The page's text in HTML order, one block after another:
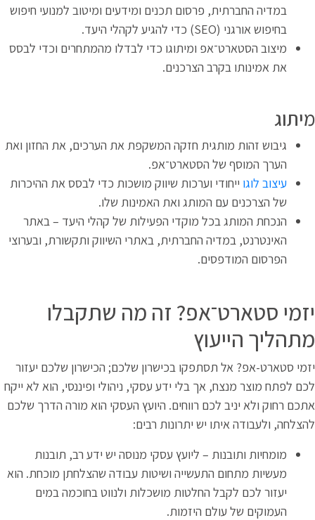
במדיה החברתית, פרסום תכנים ומידעים ומיטוב למנועי חיפוש
בחיפוש אורגני (SEO) כדי להגיע לקהלי היעד.
מיצוב הסטארט־אפ ומיתוגו כדי לבדלו מהמתחרים וכדי לבסס
את אמינותו בקרב הצרכנים.
מיתוג
גיבוש זהות מותגית חזקה המשקפת את הערכים, את החזון ואת
הערך המוסף של הסטארט־אפ.
עיצוב לוגו ייחודי וערכות שיווק מושכות כדי לבסס את ההיכרות
של הצרכנים עם המותג ואת האמינות שלו.
הנכחת המותג בכל מוקדי הפעילות של קהלי היעד – באתר
האינטרנט, במדיה החברתית, באתרי השיווק ותקשורת, ובערוצי
הפרסום המודפסים.
יזמי סטארט־אפ? זה מה שתקבלו
מתהליך הייעוץ
יזמי סטארט-אפ? אל תסתפקו בכישרון שלכם; הכישרון שלכם יעזור
לכם לפתח מוצר מנצח, אך בלי ידע עסקי, ניהולי ופיננסי, הוא לא ייקח
אתכם רחוק ולא יניב לכם רווחים. היועץ העסקי הוא מורה הדרך שלכם
להצלחה, ולעבודה איתו יש יתרונות רבים:
מומחיות ותובנות – ליועץ עסקי מנוסה יש ידע רב, תובנות
מעשיות מתחום התעשייה ושיטות עבודה שהצלחתן מוכחת. הוא
יעזור לכם לקבל החלטות מושכלות ולנווט בחוכמה במים
העמוקים של עולם היזמות.